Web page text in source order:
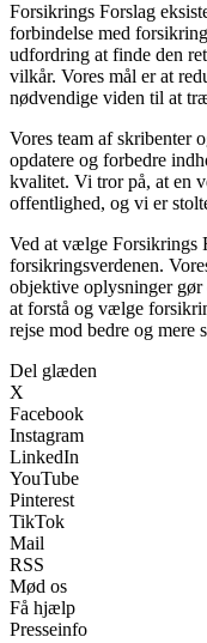
Forsikrings Forslag
forbindelse med
udfordring at finde den
vilkår. Vores mål er at
nødvendige viden til at
Vores team af skribenter
opdatere og forbedre
kvalitet. Vi tror på, at en
offentlighed, og vi er
Ved at vælge Forsikrings
forsikringsverdenen.
objektive oplysninger
at forstå og vælge
rejse mod bedre og mere
Del glæden
X
Facebook
Instagram
LinkedIn
YouTube
Pinterest
TikTok
Mail
RSS
Mød os
Få hjælp
Presseinfo